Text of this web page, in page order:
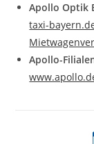
Apollo Optik
taxi-
Apollo-